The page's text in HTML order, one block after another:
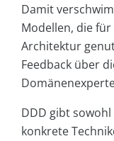
Damit
Modellen, die
Architektur
Feedback über
DDD gibt
konkrete